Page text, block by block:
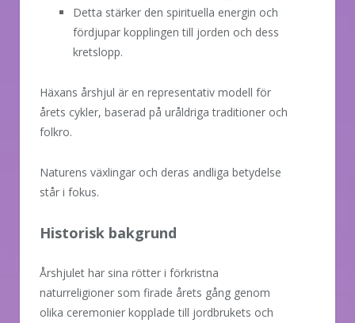
Detta stärker den spirituella energin och
fördjupar kopplingen till jorden och dess
kretslopp.
Häxans årshjul är en representativ modell för
årets cykler, baserad på uråldriga traditioner och
folkro.
Naturens växlingar och deras andliga betydelse
står i fokus.
Historisk bakgrund
Årshjulet har sina rötter i förkristna
naturreligioner som firade årets gång genom
olika ceremonier kopplade till jordbrukets och